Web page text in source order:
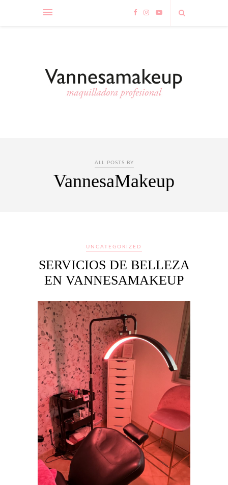
ALL POSTS BY
VannesaMakeup
UNCATEGORIZED
SERVICIOS DE BELLEZA
EN VANNESAMAKEUP